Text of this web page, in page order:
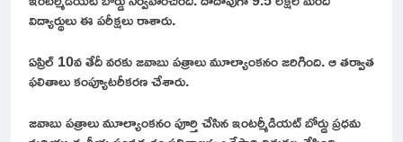
విద్యార్థులు ఈ పరీక్షలు రాశారు.
ఏప్రిల్ 10వ తేదీ వరకు జవాబు పత్రాలు మూల్యాంకనం జరిగింది. ఆ తర్వాత
ఫలితాలు కంప్యూటరీకరణ చేశారు.
జవాబు పత్రాలు మూల్యాంకనం పూర్తి చేసిన ఇంటర్మీడియట్ బోర్డు ప్రధమ